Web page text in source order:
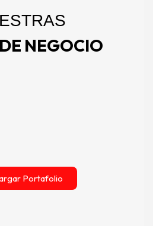
NEGOCIO
Portafolio